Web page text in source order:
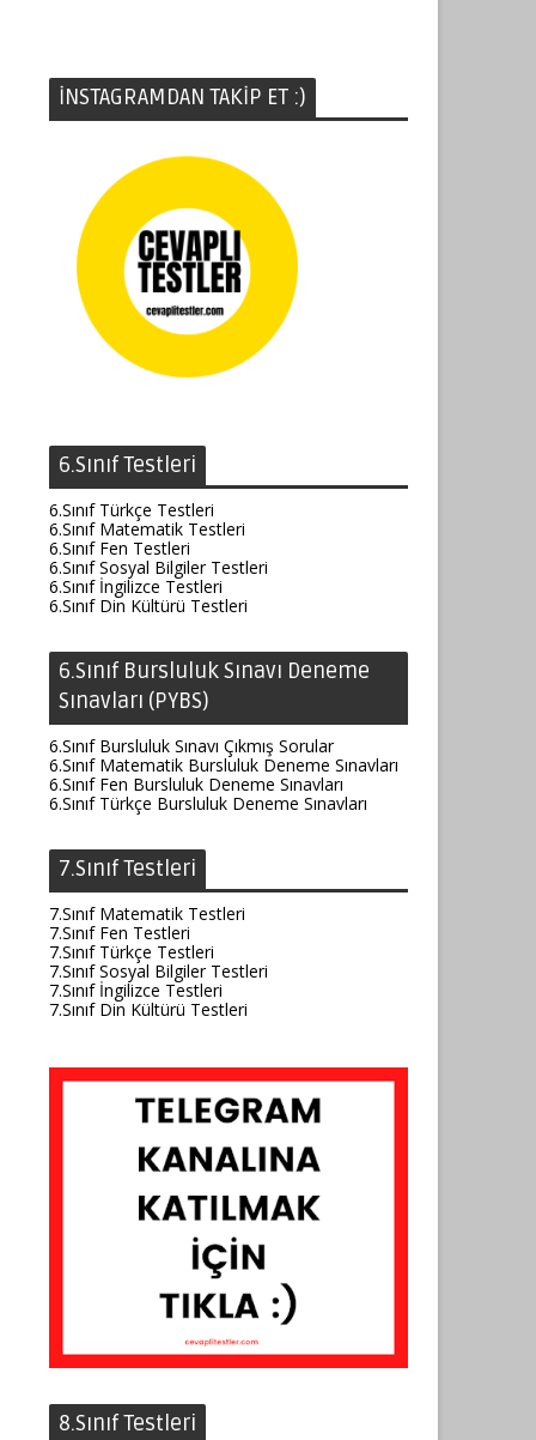
İNSTAGRAMDAN TAKİP ET :)
6.Sınıf Testleri
6.Sınıf Türkçe Testleri
6.Sınıf Matematik Testleri
6.Sınıf Fen Testleri
6.Sınıf Sosyal Bilgiler Testleri
6.Sınıf İngilizce Testleri
6.Sınıf Din Kültürü Testleri
6.Sınıf Bursluluk Sınavı Deneme
Sınavları (PYBS)
6.Sınıf Bursluluk Sınavı Çıkmış Sorular
6.Sınıf Matematik Bursluluk Deneme Sınavları
6.Sınıf Fen Bursluluk Deneme Sınavları
6.Sınıf Türkçe Bursluluk Deneme Sınavları
7.Sınıf Testleri
7.Sınıf Matematik Testleri
7.Sınıf Fen Testleri
7.Sınıf Türkçe Testleri
7.Sınıf Sosyal Bilgiler Testleri
7.Sınıf İngilizce Testleri
7.Sınıf Din Kültürü Testleri
8.Sınıf Testleri